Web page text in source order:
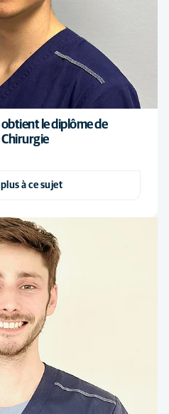
le diplôme de
Chirurgie
à ce sujet